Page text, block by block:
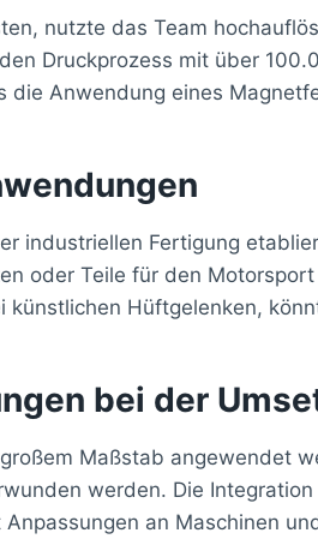
nutzte das Team
Druckprozess mit über
die Anwendung eines
industriellen Fertigung
oder Teile für den
künstlichen Hüftgelenken,
bei der
Maßstab angewendet
werden. Die
an Maschinen